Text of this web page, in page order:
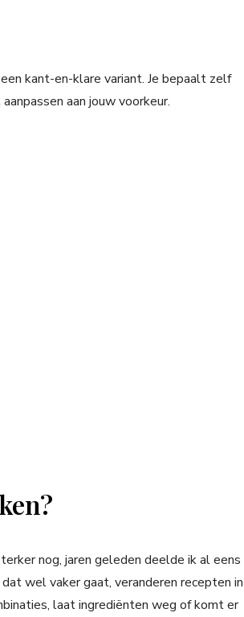
kant-en-klare variant. Je bepaalt zelf
aan jouw voorkeur.
nog, jaren geleden deelde ik al eens
wel vaker gaat, veranderen recepten in
laat ingrediënten weg of komt er